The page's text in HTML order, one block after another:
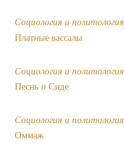
Социология и политология
Платные вассалы
Социология и политология
Песнь о Сиде
Социология и политология
Оммаж